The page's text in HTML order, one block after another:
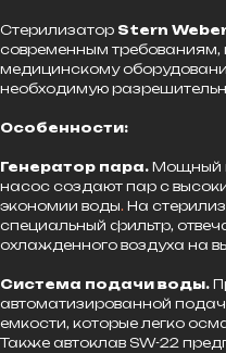
Стерилизатор Stern
современным
медицинскому
необходимую
Особенности:
Генератор пара. Мощный
насос создают пар с
экономии воды. На
специальный фильтр,
охлажденного воздуха на
Система подачи воды.
автоматизированной
емкости, которые легко
Также автоклав SW-22